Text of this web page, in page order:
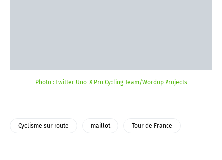
Photo : Twitter Uno-X Pro Cycling Team/Wordup Projects
Cyclisme sur route maillot Tour de France